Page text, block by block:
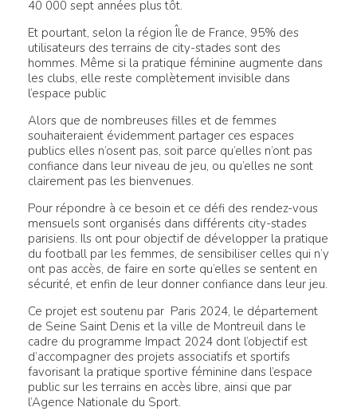
40 000 sept années plus tôt.
Et pourtant, selon la région Île de France, 95% des
utilisateurs des terrains de city-stades sont des
hommes. Même si la pratique féminine augmente dans
les clubs, elle reste complètement invisible dans
l’espace public
Alors que de nombreuses filles et de femmes
souhaiteraient évidemment partager ces espaces
publics elles n’osent pas, soit parce qu’elles n’ont pas
confiance dans leur niveau de jeu, ou qu’elles ne sont
clairement pas les bienvenues.
Pour répondre à ce besoin et ce défi des rendez-vous
mensuels sont organisés dans différents city-stades
parisiens. Ils ont pour objectif de développer la pratique
du football par les femmes, de sensibiliser celles qui n’y
ont pas accès, de faire en sorte qu’elles se sentent en
sécurité, et enfin de leur donner confiance dans leur jeu.
Ce projet est soutenu par Paris 2024, le département
de Seine Saint Denis et la ville de Montreuil dans le
cadre du programme Impact 2024 dont l’objectif est
d’accompagner des projets associatifs et sportifs
favorisant la pratique sportive féminine dans l’espace
public sur les terrains en accès libre, ainsi que par
l’Agence Nationale du Sport.